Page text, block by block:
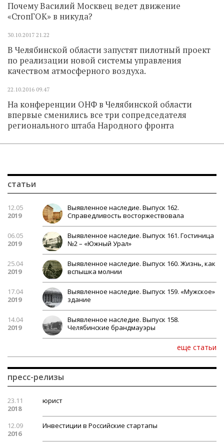
Почему Василий Москвец ведет движение
«СтопГОК» в никуда?
30.10.2017 21.22
В Челябинской области запустят пилотный проект
по реализации новой системы управления
качеством атмосферного воздуха.
22.10.2016 09.47
На конференции ОНФ в Челябинской области
впервые сменились все три сопредседателя
регионального штаба Народного фронта
статьи
12.05
2019
Выявленное наследие. Выпуск 162.
Справедливость восторжествовала
06.05
2019
Выявленное наследие. Выпуск 161. Гостиница
№2 – «Южный Урал»
25.04
2019
Выявленное наследие. Выпуск 160. Жизнь, как
вспышка молнии
17.04
2019
Выявленное наследие. Выпуск 159. «Мужское»
здание
14.04
2019
Выявленное наследие. Выпуск 158.
Челябинские брандмауэры
еще статьи
пресс-релизы
23.11
2018
юрист
12.09
2016
Инвестиции в Российские стартапы